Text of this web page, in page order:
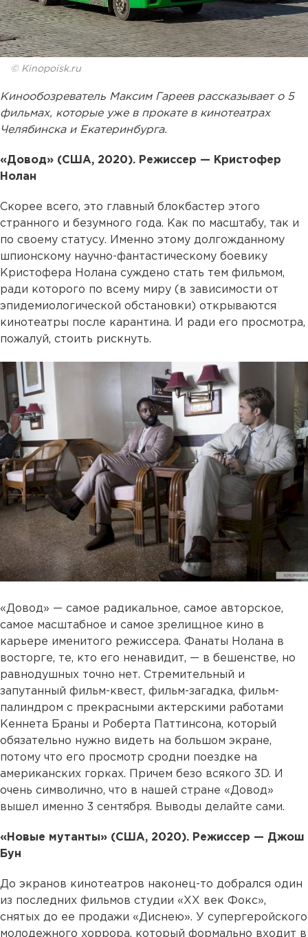
© Kinopoisk.ru
Кинообозреватель Максим Гареев рассказывает о 5
фильмах, которые уже в прокате в кинотеатрах
Челябинска и Екатеринбурга.
«Довод» (США, 2020). Режиссер — Кристофер
Нолан
Скорее всего, это главный блокбастер этого
странного и безумного года. Как по масштабу, так и
по своему статусу. Именно этому долгожданному
шпионскому научно-фантастическому боевику
Кристофера Нолана суждено стать тем фильмом,
ради которого по всему миру (в зависимости от
эпидемиологической обстановки) открываются
кинотеатры после карантина. И ради его просмотра,
пожалуй, стоить рискнуть.
«Довод» — самое радикальное, самое авторское,
самое масштабное и самое зрелищное кино в
карьере именитого режиссера. Фанаты Нолана в
восторге, те, кто его ненавидит, — в бешенстве, но
равнодушных точно нет. Стремительный и
запутанный фильм-квест, фильм-загадка, фильм-
палиндром с прекрасными актерскими работами
Кеннета Браны и Роберта Паттинсона, который
обязательно нужно видеть на большом экране,
потому что его просмотр сродни поездке на
американских горках. Причем безо всякого 3D. И
очень символично, что в нашей стране «Довод»
вышел именно 3 сентября. Выводы делайте сами.
«Новые мутанты» (США, 2020). Режиссер — Джош
Бун
До экранов кинотеатров наконец-то добрался один
из последних фильмов студии «XX век Фокс»,
снятых до ее продажи «Диснею». У супергеройского
молодежного хоррора, который формально входит в